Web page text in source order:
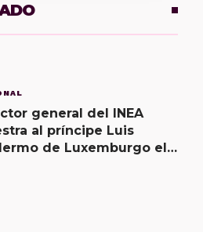
general del INEA
al príncipe Luis
de Luxemburgo el